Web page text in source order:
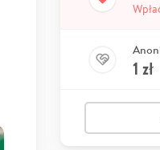
1 zł